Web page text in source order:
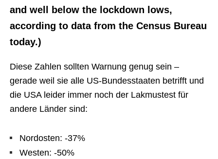
and well below the lockdown lows,
according to data from the Census Bureau
today.)
Diese Zahlen sollten Warnung genug sein –
gerade weil sie alle US-Bundesstaaten betrifft und
die USA leider immer noch der Lakmustest für
andere Länder sind:
Nordosten: -37%
Westen: -50%